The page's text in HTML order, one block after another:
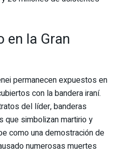
en la Gran
permanecen expuestos en
con la bandera iraní.
del líder, banderas
que simbolizan martirio y
como una demostración de
numerosas muertes